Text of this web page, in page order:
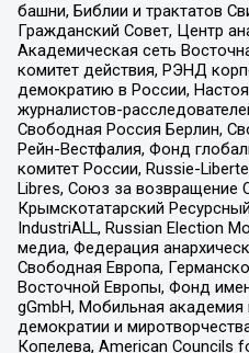
башни, Библии и трактатов
Гражданский Совет, Центр
Академическая сеть
комитет действия, РЭНД
демократию в России,
журналистов-
Свободная Россия Берлин,
Рейн-Вестфалия, Фонд
комитет России, Russie-
Libres, Союз за возвращение
Крымскотатарский
IndustriALL, Russian Election
медиа, Федерация
Свободная Европа,
Восточной Европы, Фонд
gGmbH, Мобильная
демократии и
Копелева, American Councils